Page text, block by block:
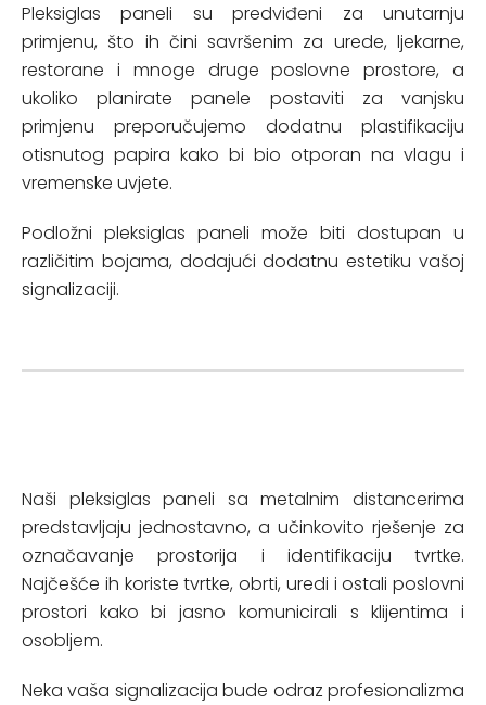
Pleksiglas paneli su predviđeni za unutarnju
primjenu, što ih čini savršenim za urede, ljekarne,
restorane i mnoge druge poslovne prostore, a
ukoliko planirate panele postaviti za vanjsku
primjenu preporučujemo dodatnu plastifikaciju
otisnutog papira kako bi bio otporan na vlagu i
vremenske uvjete.
Podložni pleksiglas paneli može biti dostupan u
različitim bojama, dodajući dodatnu estetiku vašoj
signalizaciji.
Naši pleksiglas paneli sa metalnim distancerima
predstavljaju jednostavno, a učinkovito rješenje za
označavanje prostorija i identifikaciju tvrtke.
Najčešće ih koriste tvrtke, obrti, uredi i ostali poslovni
prostori kako bi jasno komunicirali s klijentima i
osobljem.
Neka vaša signalizacija bude odraz profesionalizma